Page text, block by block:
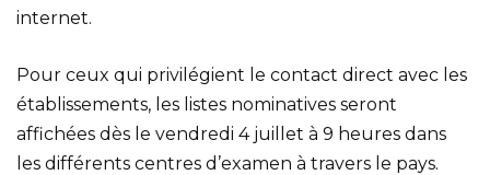
internet.
Pour ceux qui privilégient le contact direct avec les
établissements, les listes nominatives seront
affichées dès le vendredi 4 juillet à 9 heures dans
les différents centres d’examen à travers le pays.